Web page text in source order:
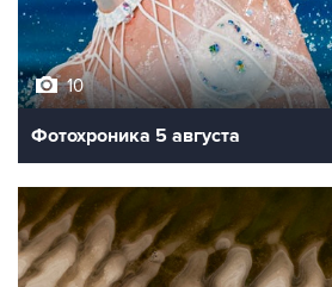
10
Фотохроника 5 августа